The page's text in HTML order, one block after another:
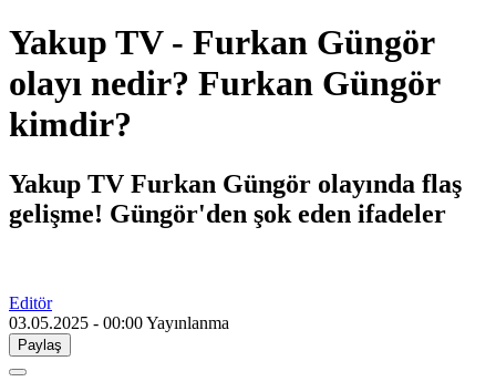
Yakup TV - Furkan Güngör
olayı nedir? Furkan Güngör
kimdir?
Yakup TV Furkan Güngör olayında flaş
gelişme! Güngör'den şok eden ifadeler
Editör
03.05.2025 - 00:00Yayınlanma
Paylaş